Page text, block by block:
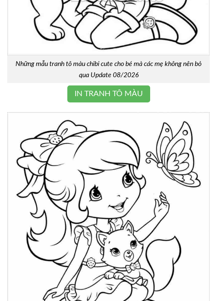
Những mẫu tranh tô màu chibi cute cho bé mà các mẹ không nên bỏ
qua Update 08/2026
IN TRANH TÔ MÀU